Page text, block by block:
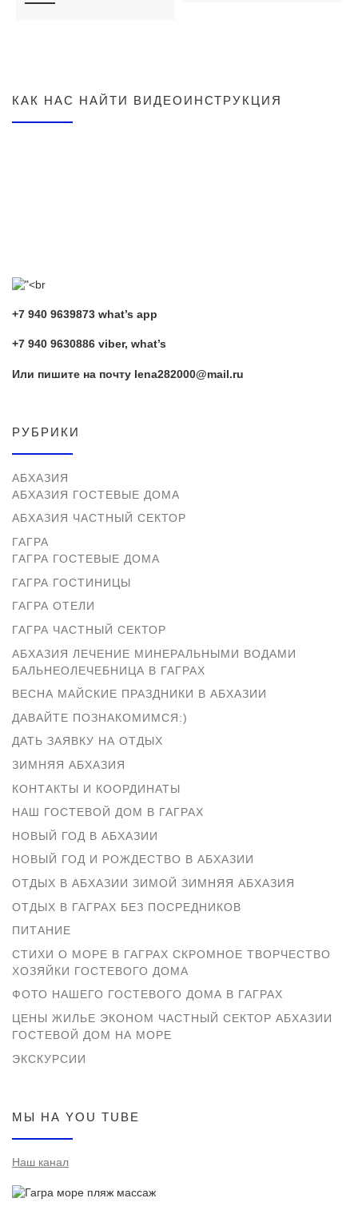
КАК НАС НАЙТИ ВИДЕОИНСТРУКЦИЯ
+7 940 9639873 what’s app
+7 940 9630886 viber, what’s
Или пишите на почту lena282000@mail.ru
РУБРИКИ
АБХАЗИЯ
АБХАЗИЯ ГОСТЕВЫЕ ДОМА
АБХАЗИЯ ЧАСТНЫЙ СЕКТОР
ГАГРА
ГАГРА ГОСТЕВЫЕ ДОМА
ГАГРА ГОСТИНИЦЫ
ГАГРА ОТЕЛИ
ГАГРА ЧАСТНЫЙ СЕКТОР
АБХАЗИЯ ЛЕЧЕНИЕ МИНЕРАЛЬНЫМИ ВОДАМИ
БАЛЬНЕОЛЕЧЕБНИЦА В ГАГРАХ
ВЕСНА МАЙСКИЕ ПРАЗДНИКИ В АБХАЗИИ
ДАВАЙТЕ ПОЗНАКОМИМСЯ:)
ДАТЬ ЗАЯВКУ НА ОТДЫХ
ЗИМНЯЯ АБХАЗИЯ
КОНТАКТЫ И КООРДИНАТЫ
НАШ ГОСТЕВОЙ ДОМ В ГАГРАХ
НОВЫЙ ГОД В АБХАЗИИ
НОВЫЙ ГОД И РОЖДЕСТВО В АБХАЗИИ
ОТДЫХ В АБХАЗИИ ЗИМОЙ ЗИМНЯЯ АБХАЗИЯ
ОТДЫХ В ГАГРАХ БЕЗ ПОСРЕДНИКОВ
ПИТАНИЕ
СТИХИ О МОРЕ В ГАГРАХ СКРОМНОЕ ТВОРЧЕСТВО
ХОЗЯЙКИ ГОСТЕВОГО ДОМА
ФОТО НАШЕГО ГОСТЕВОГО ДОМА В ГАГРАХ
ЦЕНЫ ЖИЛЬЕ ЭКОНОМ ЧАСТНЫЙ СЕКТОР АБХАЗИИ
ГОСТЕВОЙ ДОМ НА МОРЕ
ЭКСКУРСИИ
МЫ НА YOU TUBE
Наш канал